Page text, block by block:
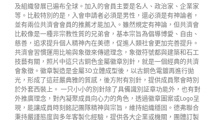
及組織發展已遍布全球。加入的會員主要是名人、政治家、企業家
等。比較特別的是，入會申請者必須是男性，還必須是有神論者，
並有兩位共濟會會員的推薦才能加入。雖然規定有神論，但共濟會
比較像是一種非宗教性質的兄弟會，基本宗旨為倡導博愛、自由、
慈善，追求提升個人精神內在美德，促進人類社會更加完善提升。
共濟會習慣運用比喻與象徵來傳遞理念，象徵符號都與建築和石工
技藝有關，照片中這只古銅色金屬徽章別針，就是一個經典的共濟
會象徵。徽章製造是金屬3D立體成型後，以古銅色電鍍再進行拋
光，形成了這莊嚴典雅的質感，後方附有別針，提供成員聚會時別
於外套西裝上。 一只小小的別針除了具備識別証章功能外，也有對
外推廣理念，對內凝聚成員向心力的角色，透過徽章圖案或Logo呈
現，能讓成員時刻銘記團隊精神與宗旨，維持組織穩固。德弗聯合
秉持嚴謹態度與多年客製化經驗，提供各大企業或機關，團體訂製